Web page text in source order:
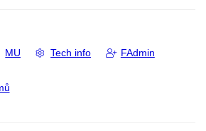
MU Tech info FAdmin